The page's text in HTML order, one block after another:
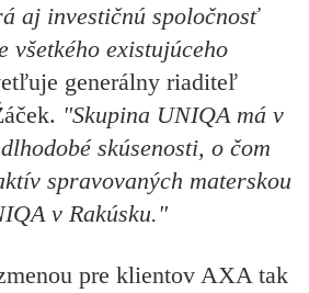
aj investičnú spoločnosť
všetkého existujúceho
generálny riaditeľ
"Skupina UNIQA má v
skúsenosti, o čom
spravovaných materskou
v Rakúsku."
pre klientov AXA tak